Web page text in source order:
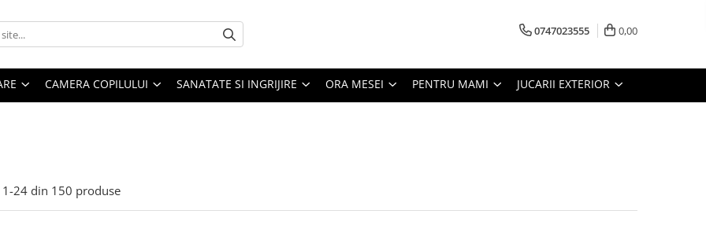
0747023555 0,00
CAMERA COPILULUI SANATATE SI INGRIJIRE ORA MESEI PENTRU MAMI JUCARII EXTERIOR
1-24 din 150 produse